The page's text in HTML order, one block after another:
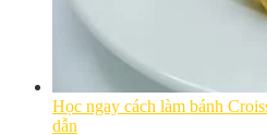
Học ngay cách làm bánh
dẫn